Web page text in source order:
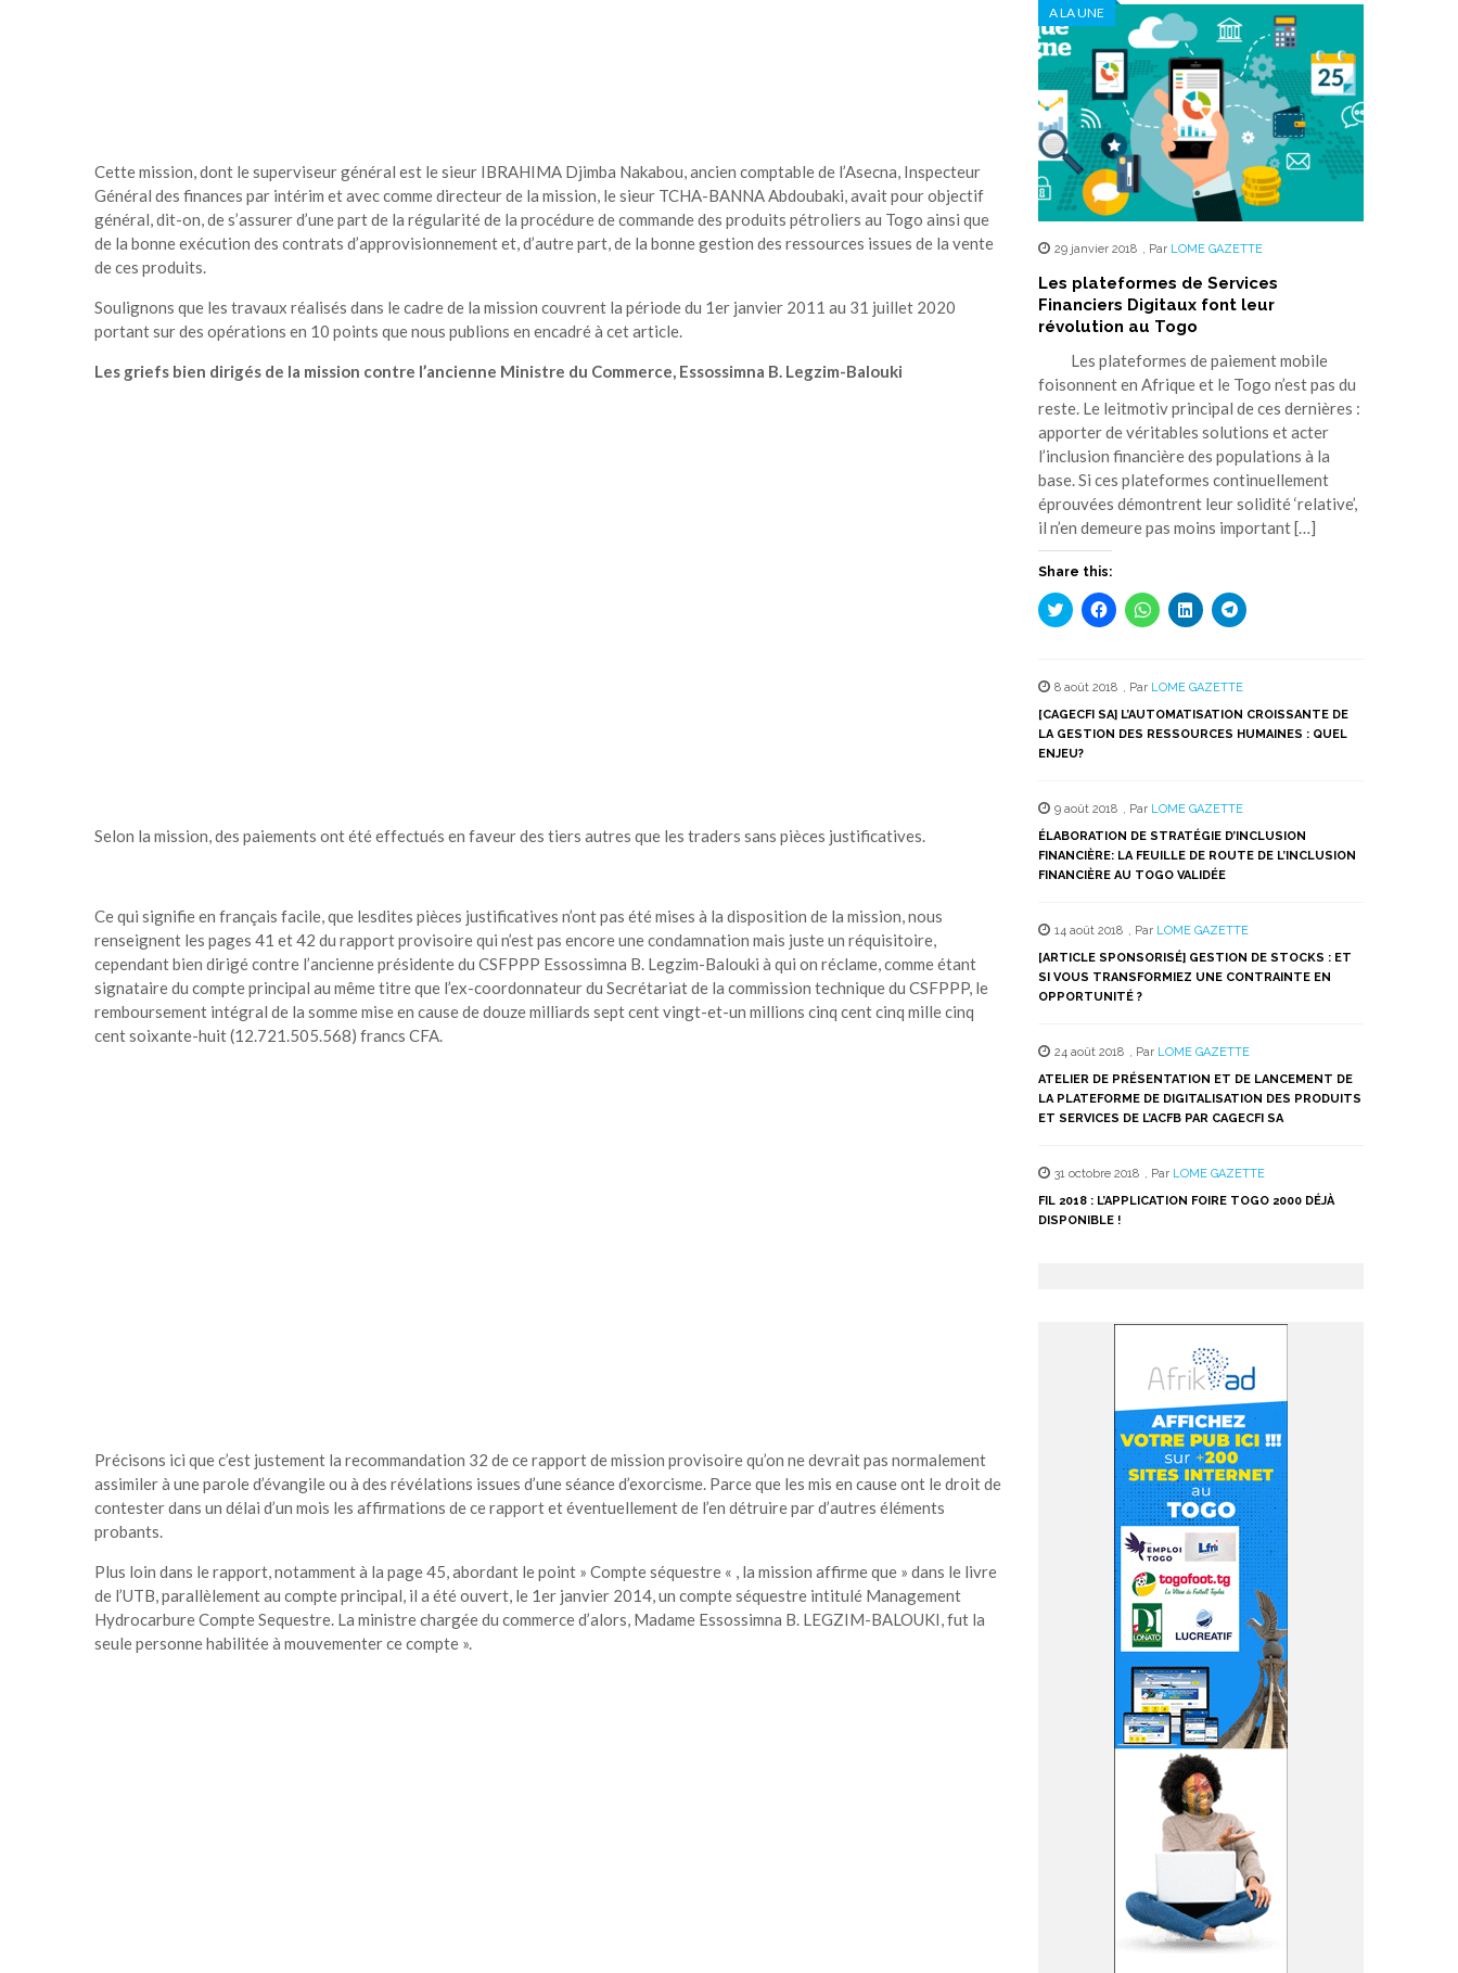
Cette mission, dont le superviseur général est le sieur IBRAHIMA Djimba Nakabou, ancien comptable de l’Asecna, Inspecteur
Général des finances par intérim et avec comme directeur de la mission, le sieur TCHA-BANNA Abdoubaki, avait pour objectif
général, dit-on, de s’assurer d’une part de la régularité de la procédure de commande des produits pétroliers au Togo ainsi que
de la bonne exécution des contrats d’approvisionnement et, d’autre part, de la bonne gestion des ressources issues de la vente
de ces produits.
Soulignons que les travaux réalisés dans le cadre de la mission couvrent la période du 1er janvier 2011 au 31 juillet 2020
portant sur des opérations en 10 points que nous publions en encadré à cet article.
Les griefs bien dirigés de la mission contre l’ancienne Ministre du Commerce, Essossimna B. Legzim-Balouki
Selon la mission, des paiements ont été effectués en faveur des tiers autres que les traders sans pièces justificatives.
Ce qui signifie en français facile, que lesdites pièces justificatives n’ont pas été mises à la disposition de la mission, nous
renseignent les pages 41 et 42 du rapport provisoire qui n’est pas encore une condamnation mais juste un réquisitoire,
cependant bien dirigé contre l’ancienne présidente du CSFPPP Essossimna B. Legzim-Balouki à qui on réclame, comme étant
signataire du compte principal au même titre que l’ex-coordonnateur du Secrétariat de la commission technique du CSFPPP, le
remboursement intégral de la somme mise en cause de douze milliards sept cent vingt-et-un millions cinq cent cinq mille cinq
cent soixante-huit (12.721.505.568) francs CFA.
Précisons ici que c’est justement la recommandation 32 de ce rapport de mission provisoire qu’on ne devrait pas normalement
assimiler à une parole d’évangile ou à des révélations issues d’une séance d’exorcisme. Parce que les mis en cause ont le droit de
contester dans un délai d’un mois les affirmations de ce rapport et éventuellement de l’en détruire par d’autres éléments
probants.
Plus loin dans le rapport, notamment à la page 45, abordant le point » Compte séquestre « , la mission affirme que » dans le livre
de l’UTB, parallèlement au compte principal, il a été ouvert, le 1er janvier 2014, un compte séquestre intitulé Management
Hydrocarbure Compte Sequestre. La ministre chargée du commerce d’alors, Madame Essossimna B. LEGZIM-BALOUKI, fut la
seule personne habilitée à mouvementer ce compte ».
A LA UNE
29 janvier 2018 , Par LOME GAZETTE
Les plateformes de Services
Financiers Digitaux font leur
révolution au Togo
Les plateformes de paiement mobile
foisonnent en Afrique et le Togo n’est pas du
reste. Le leitmotiv principal de ces dernières :
apporter de véritables solutions et acter
l’inclusion financière des populations à la
base. Si ces plateformes continuellement
éprouvées démontrent leur solidité ‘relative’,
il n’en demeure pas moins important […]
Share this:
Cliquez
pour
une
nouvelle
fenêtre)
Cliquez
pour
une
nouvelle
fenêtre)
Cliquez
pour
une
nouvelle
fenêtre)
Cliquez
pour
une
nouvelle
fenêtre)
Cliquez
pour
une
nouvelle
fenêtre)
8 août 2018 , Par LOME GAZETTE
[CAGECFI SA] L’AUTOMATISATION CROISSANTE DE
LA GESTION DES RESSOURCES HUMAINES : QUEL
ENJEU?
9 août 2018 , Par LOME GAZETTE
ÉLABORATION DE STRATÉGIE D’INCLUSION
FINANCIÈRE: LA FEUILLE DE ROUTE DE L’INCLUSION
FINANCIÈRE AU TOGO VALIDÉE
14 août 2018 , Par LOME GAZETTE
[ARTICLE SPONSORISÉ] GESTION DE STOCKS : ET
SI VOUS TRANSFORMIEZ UNE CONTRAINTE EN
OPPORTUNITÉ ?
24 août 2018 , Par LOME GAZETTE
ATELIER DE PRÉSENTATION ET DE LANCEMENT DE
LA PLATEFORME DE DIGITALISATION DES PRODUITS
ET SERVICES DE L’ACFB PAR CAGECFI SA
31 octobre 2018 , Par LOME GAZETTE
FIL 2018 : L’APPLICATION FOIRE TOGO 2000 DÉJÀ
DISPONIBLE !